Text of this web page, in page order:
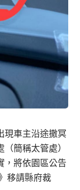
現車主沿途撒冥
簡稱太管處）
，將依園區公告
移請縣府裁